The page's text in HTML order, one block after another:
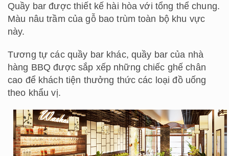
Quầy bar được thiết kế hài hòa với tổng thể chung.
Màu nâu trầm của gỗ bao trùm toàn bộ khu vực
này.
Tương tự các quầy bar khác, quầy bar của nhà
hàng BBQ được sắp xếp những chiếc ghế chân
cao để khách tiện thưởng thức các loại đồ uống
theo khẩu vị.